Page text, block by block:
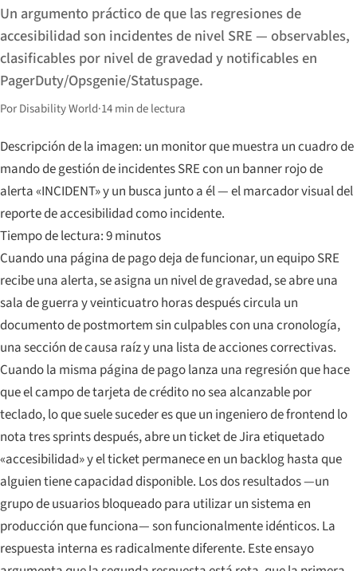
Un argumento práctico de que las regresiones de
accesibilidad son incidentes de nivel SRE — observables,
clasificables por nivel de gravedad y notificables en
PagerDuty/Opsgenie/Statuspage.
Por Disability World·14 min de lectura
Descripción de la imagen: un monitor que muestra un cuadro de
mando de gestión de incidentes SRE con un banner rojo de
alerta «INCIDENT» y un busca junto a él — el marcador visual del
reporte de accesibilidad como incidente.
Tiempo de lectura: 9 minutos
Cuando una página de pago deja de funcionar, un equipo SRE
recibe una alerta, se asigna un nivel de gravedad, se abre una
sala de guerra y veinticuatro horas después circula un
documento de postmortem sin culpables con una cronología,
una sección de causa raíz y una lista de acciones correctivas.
Cuando la misma página de pago lanza una regresión que hace
que el campo de tarjeta de crédito no sea alcanzable por
teclado, lo que suele suceder es que un ingeniero de frontend lo
nota tres sprints después, abre un ticket de Jira etiquetado
«accesibilidad» y el ticket permanece en un backlog hasta que
alguien tiene capacidad disponible. Los dos resultados —un
grupo de usuarios bloqueado para utilizar un sistema en
producción que funciona— son funcionalmente idénticos. La
respuesta interna es radicalmente diferente. Este ensayo